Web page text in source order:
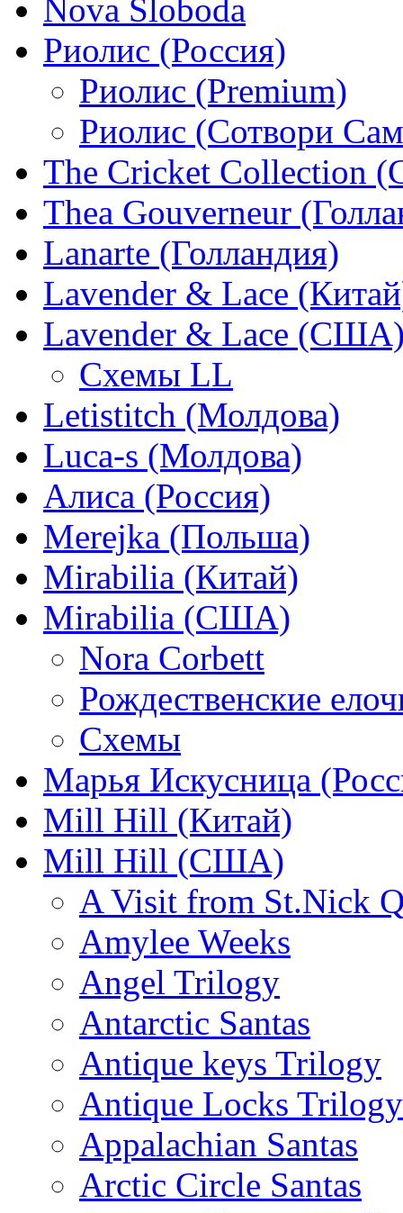
Nova Sloboda
Риолис (Россия)
Риолис (Premium)
Риолис (Сотвори
The Cricket Collection
Thea Gouverneur
Lanarte (Голландия)
Lavender & Lace
Lavender & Lace
Схемы LL
Letistitch (Молдова)
Luca-s (Молдова)
Алиса (Россия)
Merejka (Польша)
Mirabilia (Китай)
Mirabilia (США)
Nora Corbett
Рождественские
Схемы
Марья Искусница
Mill Hill (Китай)
Mill Hill (США)
A Visit from St.Nick
Amylee Weeks
Angel Trilogy
Antarctic Santas
Antique keys Trilogy
Antique Locks Trilogy
Appalachian Santas
Arctic Circle Santas